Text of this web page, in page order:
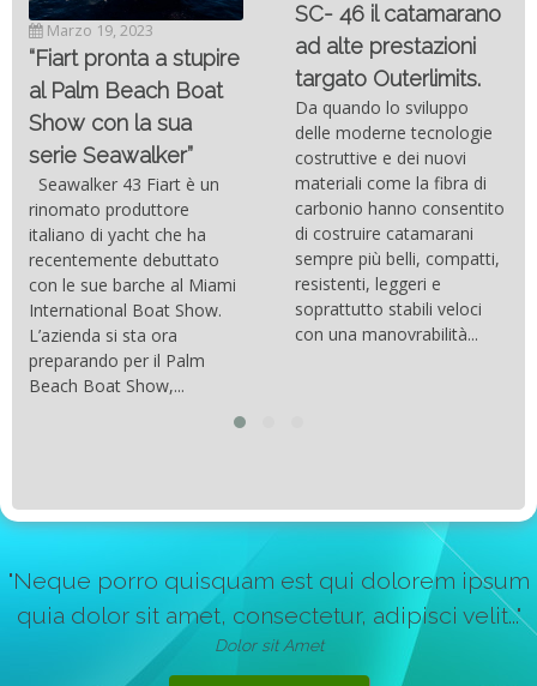
Marzo 19, 2023
“Fiart pronta a stupire
al Palm Beach Boat
Show con la sua
serie Seawalker”
Seawalker 43 Fiart è un
rinomato produttore
italiano di yacht che ha
recentemente debuttato
con le sue barche al Miami
International Boat Show.
L’azienda si sta ora
preparando per il Palm
Beach Boat Show,...
SC- 46 il catamarano
ad alte prestazioni
targato Outerlimits.
Da quando lo sviluppo
delle moderne tecnologie
costruttive e dei nuovi
materiali come la fibra di
carbonio hanno consentito
di costruire catamarani
sempre più belli, compatti,
resistenti, leggeri e
soprattutto stabili veloci
con una manovrabilità...
"Neque porro quisquam est qui dolorem ipsum
quia dolor sit amet, consectetur, adipisci velit..."
Dolor sit Amet